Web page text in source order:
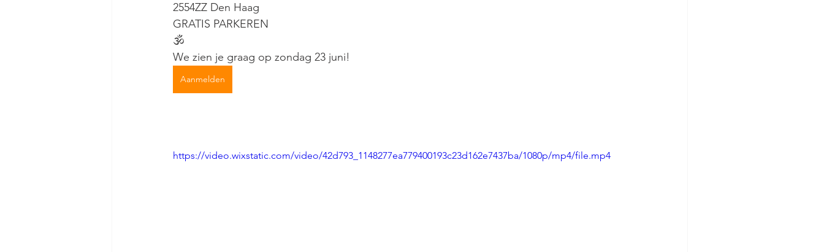
2554ZZ Den Haag
GRATIS PARKEREN
🕉
We zien je graag op zondag 23 juni!
Aanmelden
https://video.wixstatic.com/video/42d793_1148277ea779400193c23d162e7437ba/1080p/mp4/file.mp4